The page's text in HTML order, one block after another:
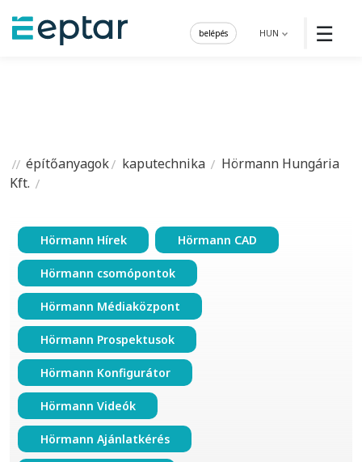
☰
HUN
belépés
építőanyagok kaputechnika
Hörmann Hungária
Kft.
Hörmann Hírek Hörmann CAD
Hörmann csomópontok
Hörmann Médiaközpont
Hörmann Prospektusok
Hörmann Konfigurátor
Hörmann Videók
Hörmann Ajánlatkérés